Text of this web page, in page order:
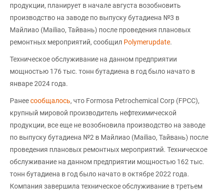
продукции, планирует в начале августа возобновить
производство на заводе по выпуску бутадиена №3 в
Майлиао (Mailiao, Тайвань) после проведения плановых
ремонтных мероприятий, сообщил Polymerupdate.
Техническое обслуживание на данном предприятии
мощностью 176 тыс. тонн бутадиена в год было начато в
январе 2024 года.
Ранеесообщалось, что Formosa Petrochemical Corp (FPCC),
крупный мировой производитель нефтехимической
продукции, все еще не возобновила производство на заводе
по выпуску бутадиена №2 в Майлиао (Mailiao, Тайвань) после
проведения плановых ремонтных мероприятий. Техническое
обслуживание на данном предприятии мощностью 162 тыс.
тонн бутадиена в год было начато в октябре 2022 года.
Компания завершила техническое обслуживание в третьем